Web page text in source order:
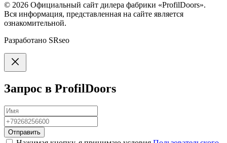
© 2026 Официальный сайт дилера фабрики «ProfilDoors».
Вся информация, представленная на сайте является
ознакомительной.
Разработано SRseo
Запрос в ProfilDoors
Отправить